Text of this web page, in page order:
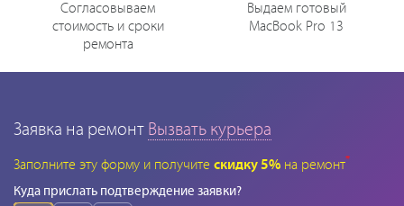
Согласовываем
стоимость и сроки
ремонта
Выдаем готовый
MacBook Pro 13
Заявка на ремонт Вызвать курьера
Заполните эту форму и получите скидку 5% на ремонт*
Куда прислать подтверждение заявки?